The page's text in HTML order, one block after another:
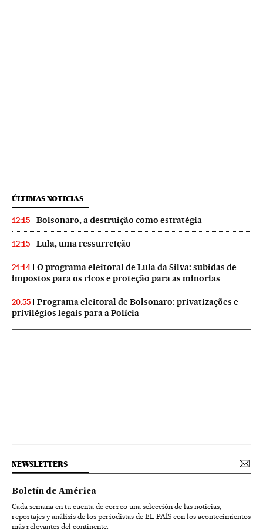
ÚLTIMAS NOTICIAS
12:15 Bolsonaro, a destruição como estratégia
12:15 Lula, uma ressurreição
21:14
O programa eleitoral de Lula da Silva: subidas de
impostos para os ricos e proteção para as minorias
20:55
Programa eleitoral de Bolsonaro: privatizações e
privilégios legais para a Polícia
NEWSLETTERS
Boletín de América
Cada semana en tu cuenta de correo una selección de las noticias,
reportajes y análisis de los periodistas de EL PAÍS con los acontecimientos
más relevantes del continente.